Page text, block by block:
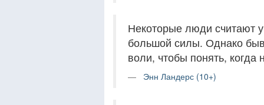
Некоторые люди считают
большой силы. Однако
воли, чтобы понять, когда
Энн Ландерс (10+)